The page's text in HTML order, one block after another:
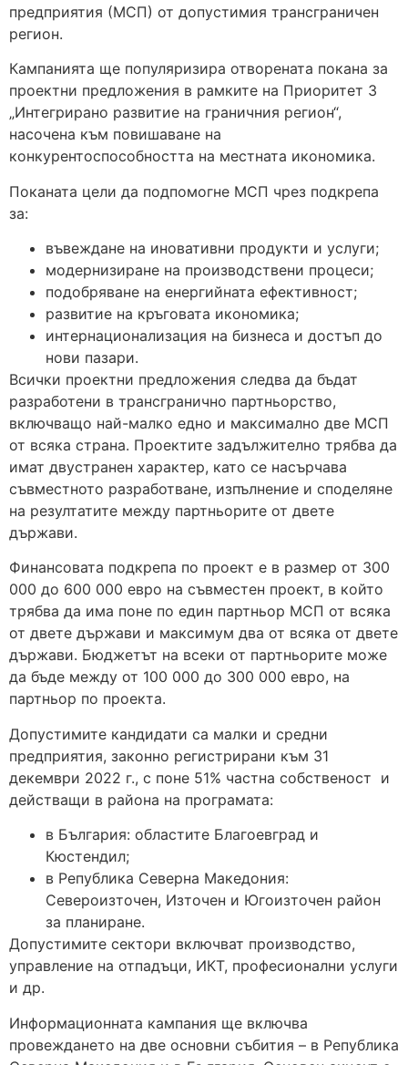
предприятия (МСП) от допустимия трансграничен
регион.
Кампанията ще популяризира отворената покана за
проектни предложения в рамките на Приоритет 3
„Интегрирано развитие на граничния регион“,
насочена към повишаване на
конкурентоспособността на местната икономика.
Поканата цели да подпомогне МСП чрез подкрепа
за:
въвеждане на иновативни продукти и услуги;
модернизиране на производствени процеси;
подобряване на енергийната ефективност;
развитие на кръговата икономика;
интернационализация на бизнеса и достъп до
нови пазари.
Всички проектни предложения следва да бъдат
разработени в трансгранично партньорство,
включващо най-малко едно и максимално две МСП
от всяка страна. Проектите задължително трябва да
имат двустранен характер, като се насърчава
съвместното разработване, изпълнение и споделяне
на резултатите между партньорите от двете
държави.
Финансовата подкрепа по проект е в размер от 300
000 до 600 000 евро на съвместен проект, в който
трябва да има поне по един партньор МСП от всяка
от двете държави и максимум два от всяка от двете
държави. Бюджетът на всеки от партньорите може
да бъде между от 100 000 до 300 000 евро, на
партньор по проекта.
Допустимите кандидати са малки и средни
предприятия, законно регистрирани към 31
декември 2022 г., с поне 51% частна собственост и
действащи в района на програмата:
в България: областите Благоевград и
Кюстендил;
в Република Северна Македония:
Североизточен, Източен и Югоизточен район
за планиране.
Допустимите сектори включват производство,
управление на отпадъци, ИКТ, професионални услуги
и др.
Информационната кампания ще включва
провеждането на две основни събития – в Република